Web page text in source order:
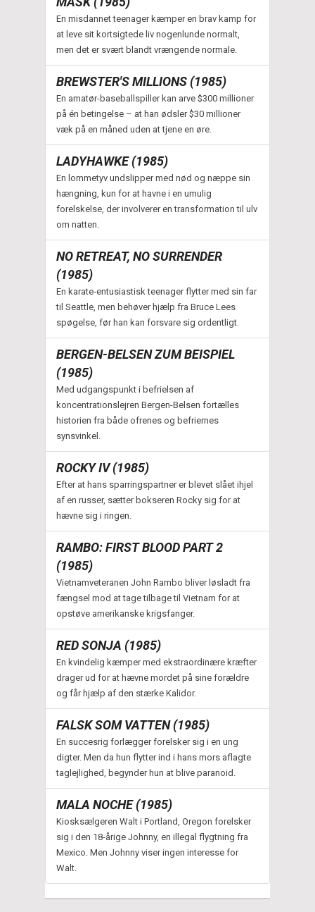
En misdannet teenager kæmper en brav kamp for
at leve sit kortsigtede liv nogenlunde normalt,
men det er svært blandt vrængende normale.
BREWSTER'S MILLIONS (1985)
En amatør-baseballspiller kan arve $300 millioner
på én betingelse – at han ødsler $30 millioner
væk på en måned uden at tjene en øre.
LADYHAWKE (1985)
En lommetyv undslipper med nød og næppe sin
hængning, kun for at havne i en umulig
forelskelse, der involverer en transformation til ulv
om natten.
NO RETREAT, NO SURRENDER
(1985)
En karate-entusiastisk teenager flytter med sin far
til Seattle, men behøver hjælp fra Bruce Lees
spøgelse, før han kan forsvare sig ordentligt.
BERGEN-BELSEN ZUM BEISPIEL
(1985)
Med udgangspunkt i befrielsen af
koncentrationslejren Bergen-Belsen fortælles
historien fra både ofrenes og befriernes
synsvinkel.
ROCKY IV (1985)
Efter at hans sparringspartner er blevet slået ihjel
af en russer, sætter bokseren Rocky sig for at
hævne sig i ringen.
RAMBO: FIRST BLOOD PART 2
(1985)
Vietnamveteranen John Rambo bliver løsladt fra
fængsel mod at tage tilbage til Vietnam for at
opstøve amerikanske krigsfanger.
RED SONJA (1985)
En kvindelig kæmper med ekstraordinære kræfter
drager ud for at hævne mordet på sine forældre
og får hjælp af den stærke Kalidor.
FALSK SOM VATTEN (1985)
En succesrig forlægger forelsker sig i en ung
digter. Men da hun flytter ind i hans mors aflagte
taglejlighed, begynder hun at blive paranoid.
MALA NOCHE (1985)
Kiosksælgeren Walt i Portland, Oregon forelsker
sig i den 18-årige Johnny, en illegal flygtning fra
Mexico. Men Johnny viser ingen interesse for
Walt.